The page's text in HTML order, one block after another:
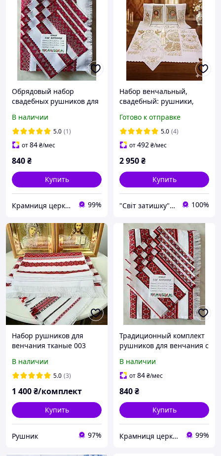
Обрядовый набор
свадебных рушников для
В наличии
5.0 (1)
от84₴/мес
840₴
Купить
Крамниця церковних виробів «Грааль» 99%
Набор венчальный,
свадебный: рушники,
Готово к отправке
5.0 (4)
от492₴/мес
2 950₴
Купить
"Світ затишку" интернет-магазин текстиля и швейной фурнитуры 100%
Набор рушников для
венчания тканые 003
В наличии
5.0 (3)
1 400₴/комплект
Купить
Рушник 97%
Традиционный комплект
рушников для венчания с
В наличии
от84₴/мес
840₴
Купить
Крамниця церковних виробів «Грааль» 99%